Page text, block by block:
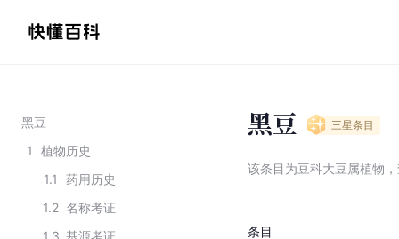
黑豆
1
植物历史
1.1
药用历史
1.2 名称考证
1.3 基源考证
黑豆 三星条目
该条目为豆科大豆属植物 ，
条目